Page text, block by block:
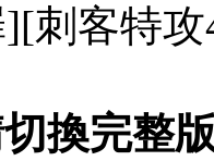
刺客特
換完整